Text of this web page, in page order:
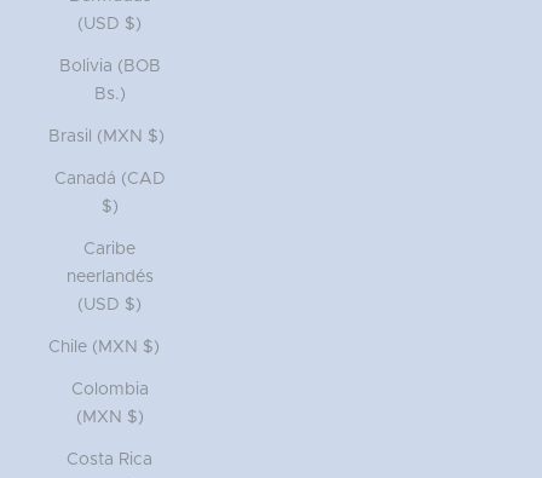
(USD $)
Bolivia (BOB
Bs.)
Brasil (MXN $)
Canadá (CAD
$)
Caribe
neerlandés
(USD $)
Chile (MXN $)
Colombia
(MXN $)
Costa Rica